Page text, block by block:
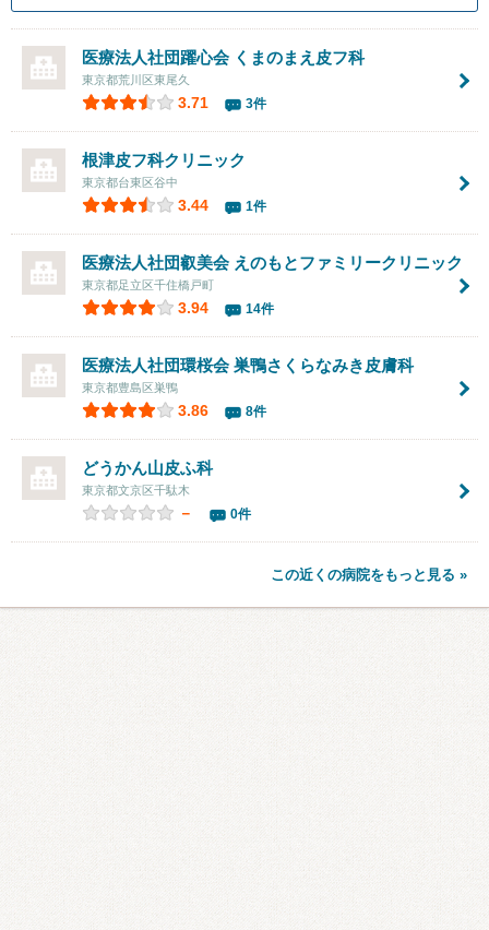
医療法人社団躍心会 くまのまえ皮フ科
東京都荒川区東尾久
3.71 3件
根津皮フ科クリニック
東京都台東区谷中
3.44 1件
医療法人社団叡美会 えのもとファミリークリニック
東京都足立区千住橋戸町
3.94 14件
医療法人社団環桜会 巣鴨さくらなみき皮膚科
東京都豊島区巣鴨
3.86 8件
どうかん山皮ふ科
東京都文京区千駄木
－ 0件
この近くの病院をもっと見る »